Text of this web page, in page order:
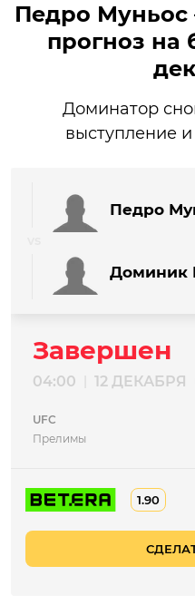
Педро Муньос
прогноз на
Доминатор
выступление
Педро
Доминик
Завершен
04:00 12 ДЕКАБРЯ
UFC
Прелимы
1.90